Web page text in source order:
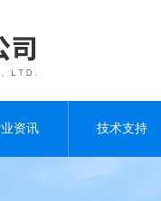
资讯 技术支持